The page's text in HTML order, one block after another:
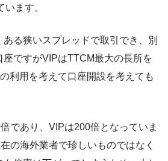
ます。
る狭いスプレッドで取引でき、別
ですがVIPはTTCM最大の長所を
利用を考えて口座開設を考えても
であり、VIPは200倍となっていま
の海外業者で珍しいものではなく